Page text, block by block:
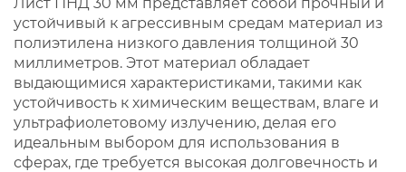
устойчивый к агрессивным средам материал из
полиэтилена низкого давления толщиной 30
миллиметров. Этот материал обладает
выдающимися характеристиками, такими как
устойчивость к химическим веществам, влаге и
ультрафиолетовому излучению, делая его
идеальным выбором для использования в
сферах, где требуется высокая долговечность и